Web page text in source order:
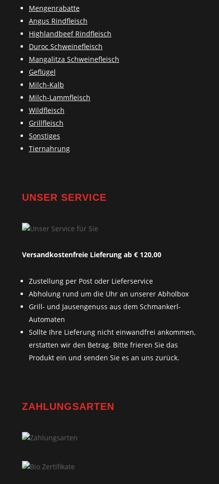
Mengenrabatte
Angus Rindfleisch
Highlandbeef Rindfleisch
Duroc Schweinefleisch
Mangalitza Schweinefleisch
Geflügel
Milch-Kalb
Milch-Lammfleisch
Wildfleisch
Grillfleisch
Sonstiges
Tiernahrung
UNSER SERVICE
Versandkostenfreie Lieferung ab € 120,00
Zustellung per Post oder Lieferservice
Abholung rund um die Uhr an unserer Abholbox
Grill- und Jausengenuss aus dem Schmankerl-
Automaten
Sollte Ihre Lieferung nicht einwandfrei ankommen,
erstatten wir den Betrag. Bitte frieren Sie das
Produkt ein und senden Sie es an uns zurück.
ZAHLUNGSARTEN